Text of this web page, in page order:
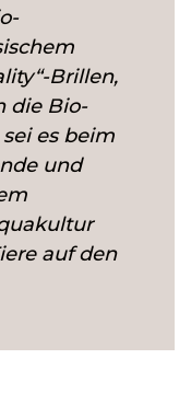
Brillen,
die Bio-
es beim
und
auf den